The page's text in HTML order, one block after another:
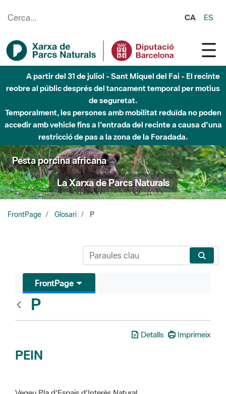
CA ES
6 d'agost - Parc Fluvial Besòs - Activació de la Fase
d'Alerta del Parc Fluvial del Besòs per pluges intenses.
Tancats els accessos al Parc.
Pesta porcina africana
La Xarxa de Parcs Naturals
FrontPage Glosari P
Glosari
P
PEIN
Vegeu Pla d'Espais d'Interès Natural